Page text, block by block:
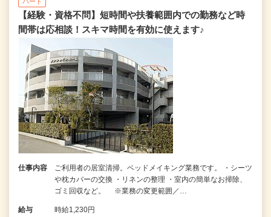
【経験・資格不問】短時間や扶養範囲内での勤務など時
間帯は応相談！スキマ時間を有効に使えます♪
仕事内容
ご利用者の居室清掃。ベッドメイキング業務です。 ・シーツ
や枕カバーの交換 ・リネンの整理 ・室内の簡単なお掃除、
ゴミ回収など。 ※業務の変更範囲／…
給与 時給1,230円